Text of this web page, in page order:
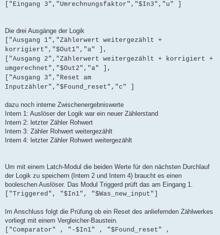
["Eingang 3","Umrechnungsfaktor","$In3","u" ]
Die drei Ausgänge der Logik
["Ausgang 1","Zählerwert weitergezählt +
korrigiert","$Out1","a" ],
["Ausgang 2","Zählerwert weitergezählt + korrigiert +
umgerechnet","$Out2","a" ],
["Ausgang 3","Reset am
Inputzähler","$Found_reset","c" ]
dazu noch interne Zwischenergebniswerte
Intern 1: Auslöser der Logik war ein neuer Zählerstand
Intern 2: letzter Zähler Rohwert
Intern 3: Zähler Rohwert weitergezählt
Intern 4: letzter Zähler Rohwert weitergezählt
Um mit einem Latch-Modul die beiden Werte für den nächsten Durchlauf
der Logik zu speichern (Intern 2 und Intern 4) braucht es einen
booleschen Auslöser. Das Modul Triggerd prüft das am Eingang 1.
["Triggered", "$In1", "$Was_new_input"]
Im Anschluss folgt die Prüfung ob ein Reset des anliefernden Zählwerkes
vorliegt mit einem Vergleicher-Baustein.
["Comparator" , "-$In1" , "$Found_reset" ,